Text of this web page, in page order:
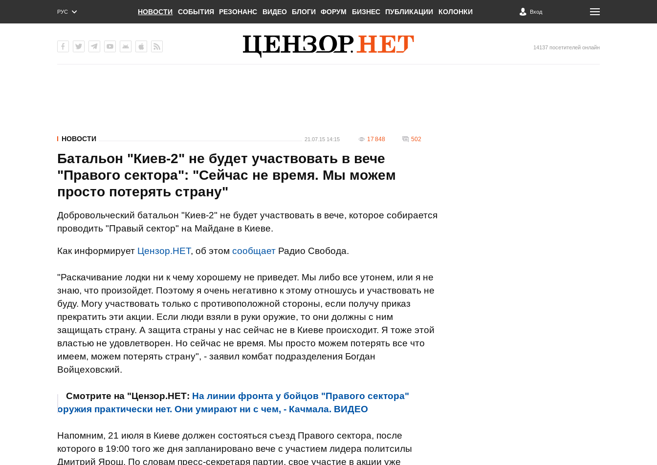
РУС
ENG
НОВОСТИ СОБЫТИЯ РЕЗОНАНС ВИДЕО БЛОГИ ФОРУМ БИЗНЕС ПУБЛИКАЦИИ КОЛОНКИ Вход
14137 посетителей онлайн
НОВОСТИ 21.07.15 14:15 17 848 502
Батальон "Киев-2" не будет участвовать в вече
"Правого сектора": "Сейчас не время. Мы можем
просто потерять страну"
Добровольческий батальон "Киев-2" не будет участвовать в вече, которое собирается
проводить "Правый сектор" на Майдане в Киеве.
Как информирует Цензор.НЕТ, об этом сообщает Радио Свобода.
"Раскачивание лодки ни к чему хорошему не приведет. Мы либо все утонем, или я не
знаю, что произойдет. Поэтому я очень негативно к этому отношусь и участвовать не
буду. Могу участвовать только с противоположной стороны, если получу приказ
прекратить эти акции. Если люди взяли в руки оружие, то они должны с ним
защищать страну. А защита страны у нас сейчас не в Киеве происходит. Я тоже этой
властью не удовлетворен. Но сейчас не время. Мы просто можем потерять все что
имеем, можем потерять страну", - заявил комбат подразделения Богдан
Войцеховский.
Смотрите на "Цензор.НЕТ: На линии фронта у бойцов "Правого сектора"
оружия практически нет. Они умирают ни с чем, - Качмала. ВИДЕО
Напомним, 21 июля в Киеве должен состояться съезд Правого сектора, после
которого в 19:00 того же дня запланировано вече с участием лидера политсилы
Дмитрий Ярош. По словам пресс-секретаря партии, свое участие в акции уже